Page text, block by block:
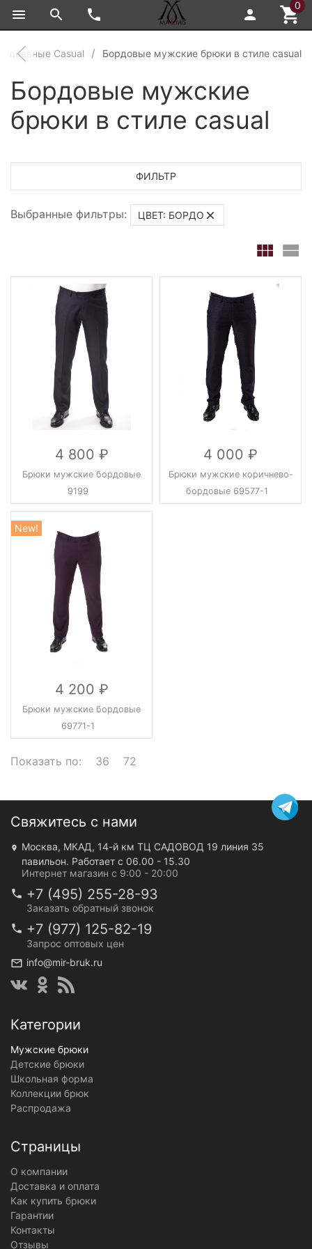
0
Casual Бордовые мужские брюки в стиле casual
Бордовые мужские
брюки в стиле casual
ФИЛЬТР
Выбранные фильтры: ЦВЕТ: БОРДО
4 800
Брюки мужские бордовые
9199
4 000
Брюки мужские коричнево-
бордовые 69577-1
New!
4 200
Брюки мужские бордовые
69771-1
Показать по: 36 72
Свяжитесь с нами
Москва, МКАД, 14-й км ТЦ САДОВОД 19 линия 35
павильон. Работает с 06.00 - 15.30
Интернет магазин с 9:00 - 20:00
+7 (495) 255-28-93
Заказать обратный звонок
+7 (977) 125-82-19
Запрос оптовых цен
info@mir-bruk.ru
Категории
Мужские брюки
Детские брюки
Школьная форма
Коллекции брюк
Распродажа
Страницы
О компании
Доставка и оплата
Как купить брюки
Гарантии
Контакты
Отзывы